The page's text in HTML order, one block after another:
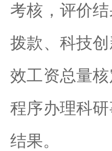
考核，评价
拨款、科技
效工资总量
程序办理科
结果。